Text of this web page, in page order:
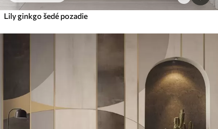
Lily ginkgo šedé pozadie